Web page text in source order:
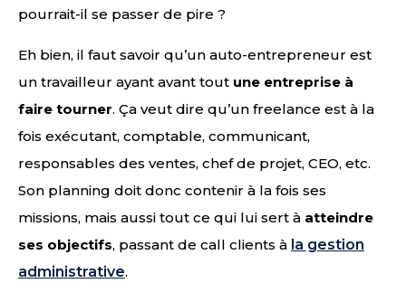
pourrait-il se passer de pire ?
Eh bien, il faut savoir qu’un auto-entrepreneur est
un travailleur ayant avant tout une entreprise à
faire tourner. Ça veut dire qu’un freelance est à la
fois exécutant, comptable, communicant,
responsables des ventes, chef de projet, CEO, etc.
Son planning doit donc contenir à la fois ses
missions, mais aussi tout ce qui lui sert à atteindre
ses objectifs, passant de call clients à la gestion
administrative.